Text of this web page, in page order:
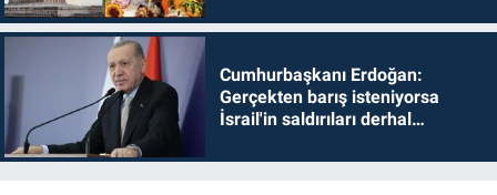
Cumhurbaşkanı Erdoğan:
Gerçekten barış isteniyorsa
İsrail'in saldırıları derhal